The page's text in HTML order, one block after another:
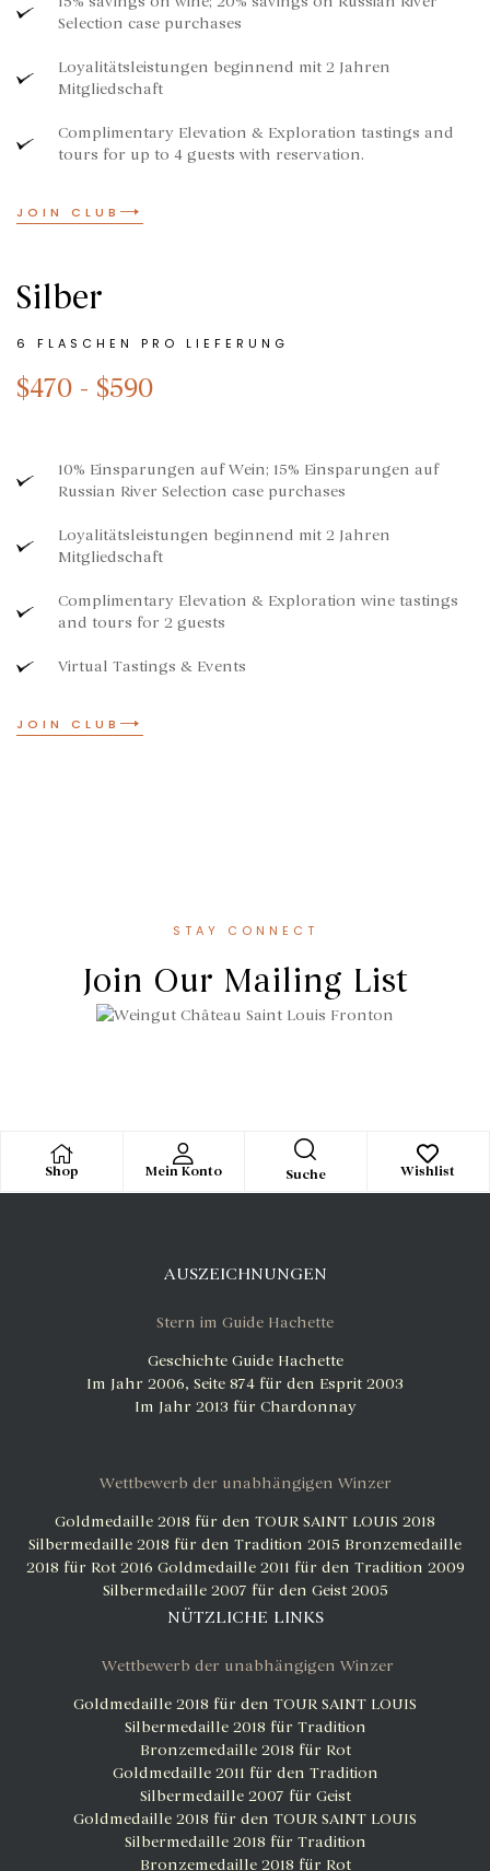
Selection case purchases
Loyalitätsleistungen beginnend mit 2 Jahren
Mitgliedschaft
Complimentary Elevation & Exploration tastings and
tours for up to 4 guests with reservation.
JOIN CLUB
Silber
6 FLASCHEN PRO LIEFERUNG
$470 - $590
10% Einsparungen auf Wein; 15% Einsparungen auf
Russian River Selection case purchases
Loyalitätsleistungen beginnend mit 2 Jahren
Mitgliedschaft
Complimentary Elevation & Exploration wine tastings
and tours for 2 guests
Virtual Tastings & Events
JOIN CLUB
STAY CONNECT
Join Our Mailing List
Shop Mein Konto Suche Wishlist
AUSZEICHNUNGEN
Stern im Guide Hachette
Geschichte Guide Hachette
Im Jahr 2006, Seite 874 für den Esprit 2003
Im Jahr 2013 für Chardonnay
Wettbewerb der unabhängigen Winzer
Goldmedaille 2018 für den TOUR SAINT LOUIS 2018
Silbermedaille 2018 für den Tradition 2015 Bronzemedaille
2018 für Rot 2016 Goldmedaille 2011 für den Tradition 2009
Silbermedaille 2007 für den Geist 2005
NÜTZLICHE LINKS
Wettbewerb der unabhängigen Winzer
Goldmedaille 2018 für den TOUR SAINT LOUIS
Silbermedaille 2018 für Tradition
Bronzemedaille 2018 für Rot
Goldmedaille 2011 für den Tradition
Silbermedaille 2007 für Geist
Goldmedaille 2018 für den TOUR SAINT LOUIS
Silbermedaille 2018 für Tradition
Bronzemedaille 2018 für Rot